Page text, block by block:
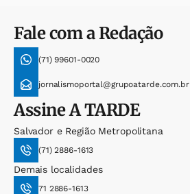
Fale com a Redação
(71) 99601-0020
jornalismoportal@grupoatarde.com.br
AssineA TARDE
Salvador e Região Metropolitana
(71) 2886-1613
Demais localidades
71 2886-1613